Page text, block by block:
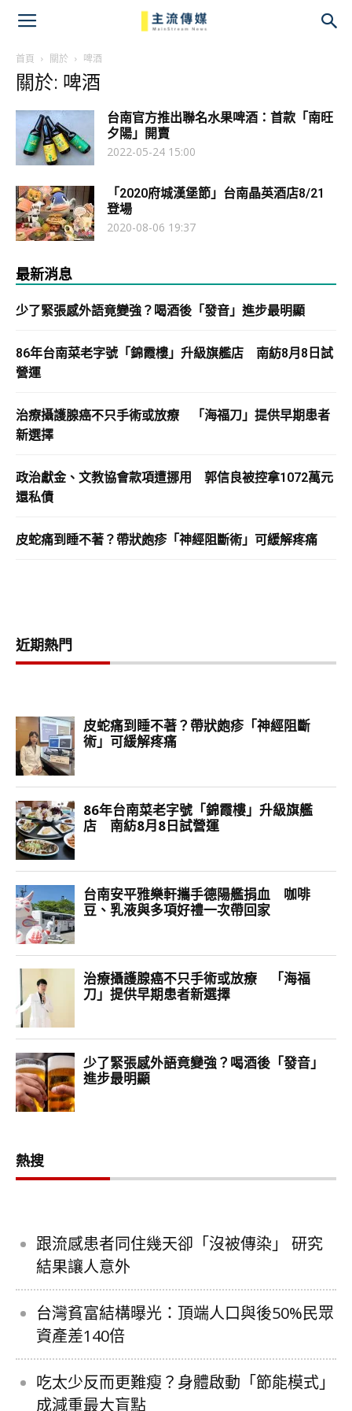
首頁 關於 啤酒
關於: 啤酒
台南官方推出聯名水果啤酒：首款「南旺
夕陽」開賣
2022-05-24 15:00
「2020府城漢堡節」台南晶英酒店8/21
登場
2020-08-06 19:37
最新消息
少了緊張感外語竟變強？喝酒後「發音」進步最明顯
86年台南菜老字號「錦霞樓」升級旗艦店 南紡8月8日試
營運
治療攝護腺癌不只手術或放療 「海福刀」提供早期患者
新選擇
政治獻金、文教協會款項遭挪用 郭信良被控拿1072萬元
還私債
皮蛇痛到睡不著？帶狀皰疹「神經阻斷術」可緩解疼痛
近期熱門
熱搜
跟流感患者同住幾天卻「沒被傳染」 研究
結果讓人意外
台灣貧富結構曝光：頂端人口與後50%民眾
資產差140倍
吃太少反而更難瘦？身體啟動「節能模式」
成減重最大盲點